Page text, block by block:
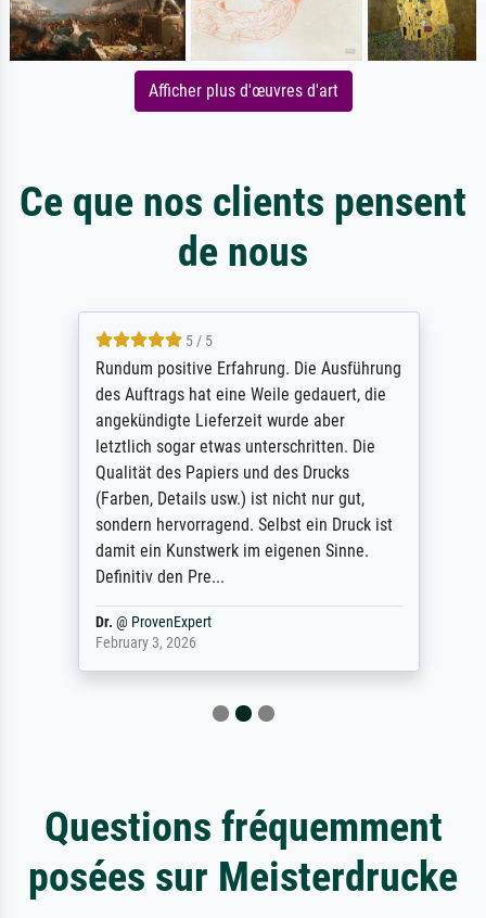
Afficher plus d'œuvres d'art
Ce que nos clients pensent
de nous
5 / 5
Rundum positive Erfahrung. Die Ausführung
des Auftrags hat eine Weile gedauert, die
angekündigte Lieferzeit wurde aber
letztlich sogar etwas unterschritten. Die
Qualität des Papiers und des Drucks
(Farben, Details usw.) ist nicht nur gut,
sondern hervorragend. Selbst ein Druck ist
damit ein Kunstwerk im eigenen Sinne.
Definitiv den Pre...
Dr.@ProvenExpert
February 3, 2026
Questions fréquemment
posées sur Meisterdrucke